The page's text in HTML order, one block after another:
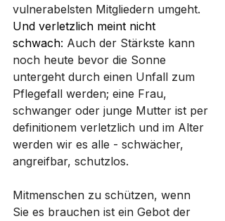
vulnerabelsten Mitgliedern umgeht.
Und verletzlich meint nicht
schwach: Auch der Stärkste kann
noch heute bevor die Sonne
untergeht durch einen Unfall zum
Pflegefall werden; eine Frau,
schwanger oder junge Mutter ist per
definitionem verletzlich und im Alter
werden wir es alle - schwächer,
angreifbar, schutzlos.
Mitmenschen zu schützen, wenn
Sie es brauchen ist ein Gebot der